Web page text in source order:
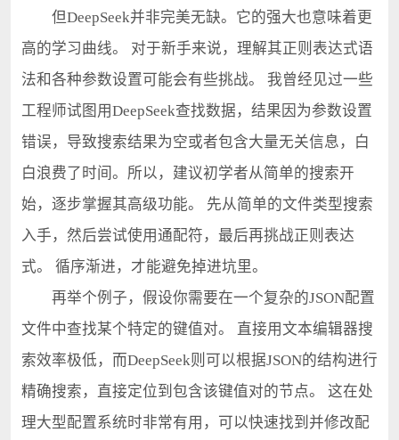
但DeepSeek并非完美无缺。它的强大也意味着更
高的学习曲线。 对于新手来说，理解其正则表达式语
法和各种参数设置可能会有些挑战。 我曾经见过一些
工程师试图用DeepSeek查找数据，结果因为参数设置
错误，导致搜索结果为空或者包含大量无关信息，白
白浪费了时间。所以，建议初学者从简单的搜索开
始，逐步掌握其高级功能。 先从简单的文件类型搜索
入手，然后尝试使用通配符，最后再挑战正则表达
式。 循序渐进，才能避免掉进坑里。
再举个例子，假设你需要在一个复杂的JSON配置
文件中查找某个特定的键值对。 直接用文本编辑器搜
索效率极低，而DeepSeek则可以根据JSON的结构进行
精确搜索，直接定位到包含该键值对的节点。 这在处
理大型配置系统时非常有用，可以快速找到并修改配